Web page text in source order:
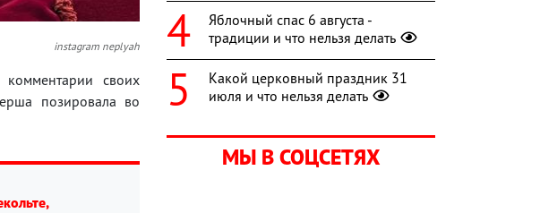
instagram neplyah
своих
позировала во
Яблочный спас 6 августа -
традиции и что нельзя делать
Какой церковный праздник 31
июля и что нельзя делать
МЫ В СОЦСЕТЯХ